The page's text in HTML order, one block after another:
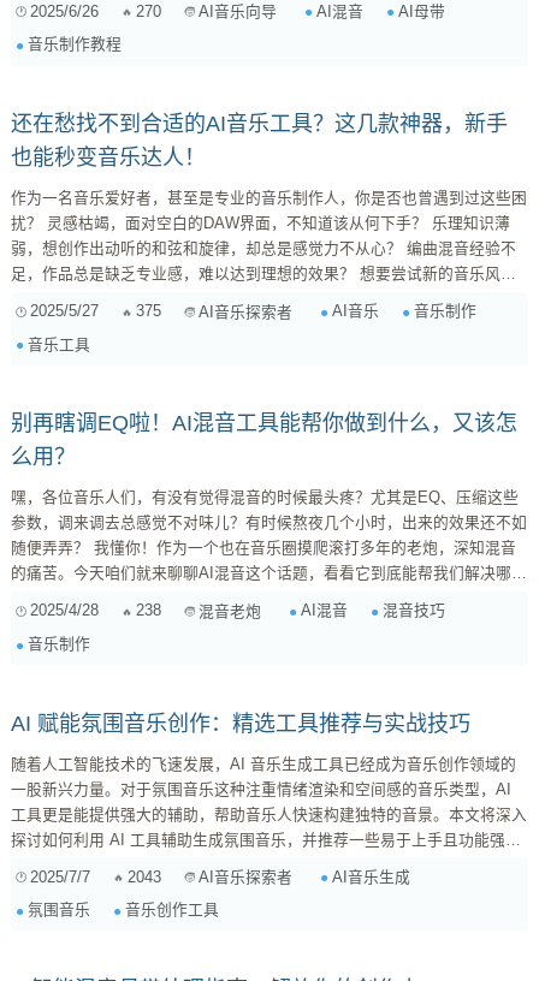
和母带是两个至关重要的环节。混音是将多轨录音素材进行平衡、调整、润
色的过程，使各种乐器和人声和谐地融合在一起。母带处理则是在混音的基
2025/6/26 270 AI音乐向导 AI混音
AI母带
音乐制作教程
还在愁找不到合适的AI音乐工具？这几款神器，新手
也能秒变音乐达人！
作为一名音乐爱好者，甚至是专业的音乐制作人，你是否也曾遇到过这些困
扰？ 灵感枯竭，面对空白的DAW界面，不知道该从何下手？ 乐理知识薄
弱，想创作出动听的和弦和旋律，却总是感觉力不从心？ 编曲混音经验不
足，作品总是缺乏专业感，难以达到理想的效果？ 想要尝试新的音乐风
提供了全新的创作思路和解决方案。它们可以帮助我们快速生成音乐素材、
辅助编曲创作、优化混音效果，甚至可以根据我们的需求定制专属的音乐作
2025/5/27 375 AI音乐探索者 AI音乐
音乐制作
音乐工具
别再瞎调EQ啦！AI混音工具能帮你做到什么，又该怎
么用？
嘿，各位音乐人们，有没有觉得混音的时候最头疼？尤其是EQ、压缩这些
参数，调来调去总感觉不对味儿？有时候熬夜几个小时，出来的效果还不如
随便弄弄？ 我懂你！作为一个也在音乐圈摸爬滚打多年的老炮，深知混音
的痛苦。今天咱们就来聊聊AI混音这个话题，看看它到底能帮我们解决哪些
别急着否定，也别盲目吹捧。AI混音确实不是万能的，但它在某些方面，绝
2025/4/28 238 混音老炮 AI混音
混音技巧
音乐制作
AI 赋能氛围音乐创作：精选工具推荐与实战技巧
随着人工智能技术的飞速发展，AI 音乐生成工具已经成为音乐创作领域的
一股新兴力量。对于氛围音乐这种注重情绪渲染和空间感的音乐类型，AI
工具更是能提供强大的辅助，帮助音乐人快速构建独特的音景。本文将深入
探讨如何利用 AI 工具辅助生成氛围音乐，并推荐一些易于上手且功能强大
简单的指令或参数，快速生成多种音乐片段，帮助音乐人快速构建音乐原
2025/7/7 2043 AI音乐探索者
AI音乐生成
氛围音乐
音乐创作工具